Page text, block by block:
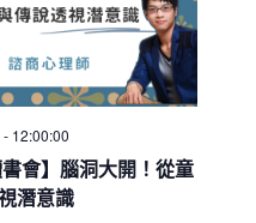
書會】腦洞大開！從童
潛意識
- 12:00:00